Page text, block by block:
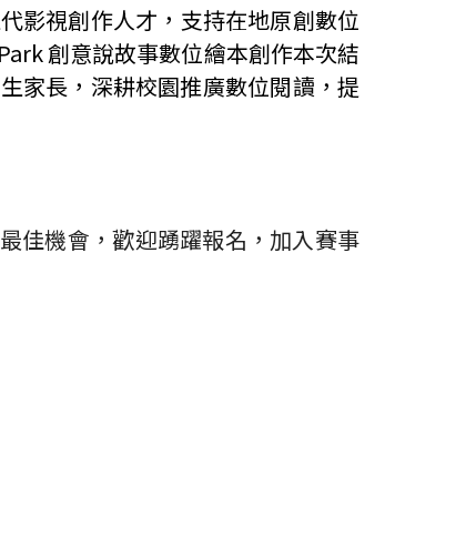
影視創作人才，支持在地原創數位
創意說故事數位繪本創作本次結
家長，深耕校園推廣數位閱讀，提
佳機會，歡迎踴躍報名，加入賽事